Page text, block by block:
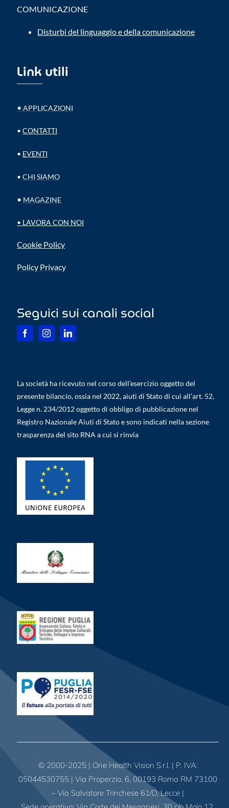
COMUNICAZIONE
Disturbi del linguaggio e della comunicazione
Link utili
• APPLICAZIONI
• CONTATTI
• EVENTI
• CHI SIAMO
• MAGAZINE
• LAVORA CON NOI
Cookie Policy
Policy Privacy
Seguici sui canali social
La società ha ricevuto nel corso dell’esercizio oggetto del
presente bilancio, ossia nel 2022, aiuti di Stato di cui all’art. 52,
Legge n. 234/2012 oggetto di obbligo di pubblicazione nel
Registro Nazionale Aiuti di Stato e sono indicati nella sezione
trasparenza del sito RNA a cui si rinvia
© 2000-2025 | One Health Vision S.r.l. | P. IVA:
05044530755 | Via Properzio, 6, 00193 Roma RM 73100
– Via Salvatore Trinchese 61/D, Lecce |